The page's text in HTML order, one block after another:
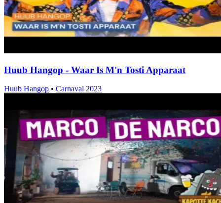
Huub Hangop - Waar Is M'n Tosti Apparaat
Huub Hangop • Carnaval 2023